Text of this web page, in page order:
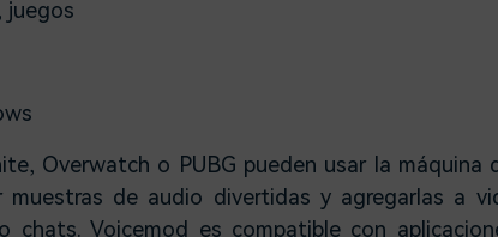
juegos
Overwatch o PUBG pueden usar la máquina
muestras de audio divertidas y agregarlas a
chats. Voicemod es compatible con